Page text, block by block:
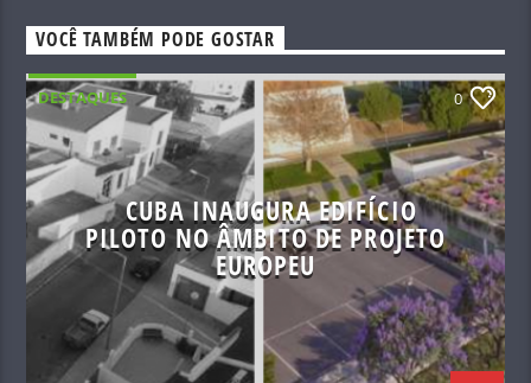
VOCÊ TAMBÉM PODE GOSTAR
DESTAQUES 0
CUBA INAUGURA EDIFÍCIO
PILOTO NO ÂMBITO DE PROJETO
EUROPEU